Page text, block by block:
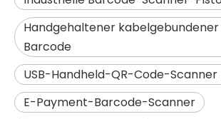
Handgehaltener kabelgebundener
Barcode
USB-Handheld-QR-Code-
E-Payment-Barcode-Scanner